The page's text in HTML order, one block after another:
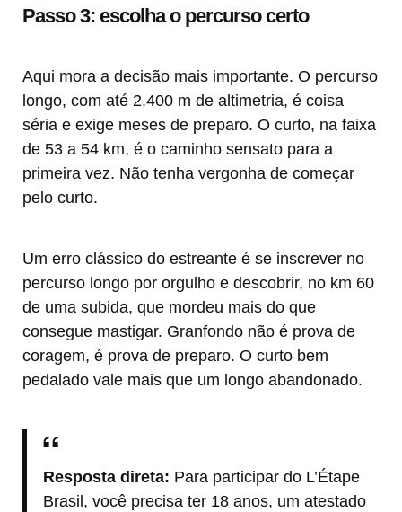
Passo 3: escolha o percurso certo
Aqui mora a decisão mais importante. O percurso
longo, com até 2.400 m de altimetria, é coisa
séria e exige meses de preparo. O curto, na faixa
de 53 a 54 km, é o caminho sensato para a
primeira vez. Não tenha vergonha de começar
pelo curto.
Um erro clássico do estreante é se inscrever no
percurso longo por orgulho e descobrir, no km 60
de uma subida, que mordeu mais do que
consegue mastigar. Granfondo não é prova de
coragem, é prova de preparo. O curto bem
pedalado vale mais que um longo abandonado.
Resposta direta: Para participar do L’Étape
Brasil, você precisa ter 18 anos, um atestado